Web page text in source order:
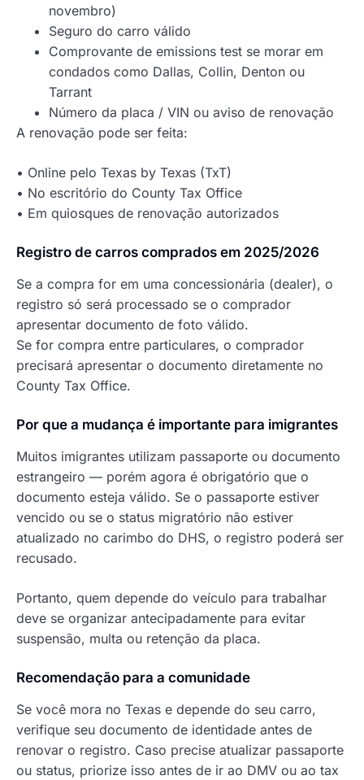
novembro)
Seguro do carro válido
Comprovante de emissions test se morar em
condados como Dallas, Collin, Denton ou
Tarrant
Número da placa / VIN ou aviso de renovação
A renovação pode ser feita:
• Online pelo Texas by Texas (TxT)
• No escritório do County Tax Office
• Em quiosques de renovação autorizados
Registro de carros comprados em 2025/2026
Se a compra for em uma concessionária (dealer), o
registro só será processado se o comprador
apresentar documento de foto válido.
Se for compra entre particulares, o comprador
precisará apresentar o documento diretamente no
County Tax Office.
Por que a mudança é importante para imigrantes
Muitos imigrantes utilizam passaporte ou documento
estrangeiro — porém agora é obrigatório que o
documento esteja válido. Se o passaporte estiver
vencido ou se o status migratório não estiver
atualizado no carimbo do DHS, o registro poderá ser
recusado.
Portanto, quem depende do veículo para trabalhar
deve se organizar antecipadamente para evitar
suspensão, multa ou retenção da placa.
Recomendação para a comunidade
Se você mora no Texas e depende do seu carro,
verifique seu documento de identidade antes de
renovar o registro. Caso precise atualizar passaporte
ou status, priorize isso antes de ir ao DMV ou ao tax